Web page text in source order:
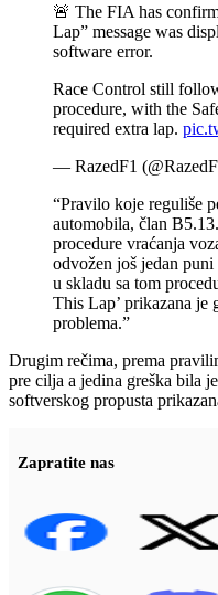
🚨 The FIA has
Lap” message was
software error.
Race Control still
procedure, with the
required extra lap.
— RazedF1
“Pravilo koje reguliše
automobila, član
procedure vraćanja
odvožen još jedan
u skladu sa tom
This Lap’ prikazana je
problema.”
Drugim rečima, prema
pre cilja a jedina greška bila
softverskog propusta
Zapratite nas